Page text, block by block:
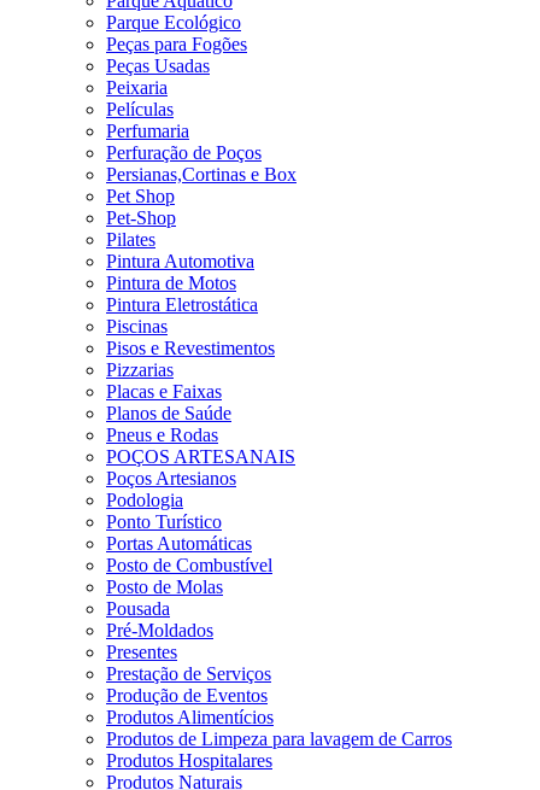
Parque Ecológico
Peças para Fogões
Peças Usadas
Peixaria
Películas
Perfumaria
Perfuração de Poços
Persianas,Cortinas e Box
Pet Shop
Pet-Shop
Pilates
Pintura Automotiva
Pintura de Motos
Pintura Eletrostática
Piscinas
Pisos e Revestimentos
Pizzarias
Placas e Faixas
Planos de Saúde
Pneus e Rodas
POÇOS ARTESANAIS
Poços Artesianos
Podologia
Ponto Turístico
Portas Automáticas
Posto de Combustível
Posto de Molas
Pousada
Pré-Moldados
Presentes
Prestação de Serviços
Produção de Eventos
Produtos Alimentícios
Produtos de Limpeza para lavagem de Carros
Produtos Hospitalares
Produtos Naturais